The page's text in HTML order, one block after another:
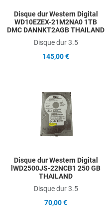
Disque dur Western Digital
WD10EZEX-21M2NA0 1TB
DMC DANNKT2AGB THAILAND
Disque dur 3.5
145,00 €
Disque dur Western Digital
lWD2500JS-22NCB1 250 GB
THAILAND
Disque dur 3.5
70,00 €